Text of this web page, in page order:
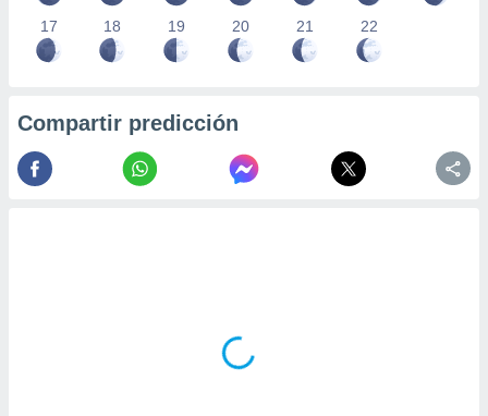
17 18 19 20 21 22
Compartir predicción